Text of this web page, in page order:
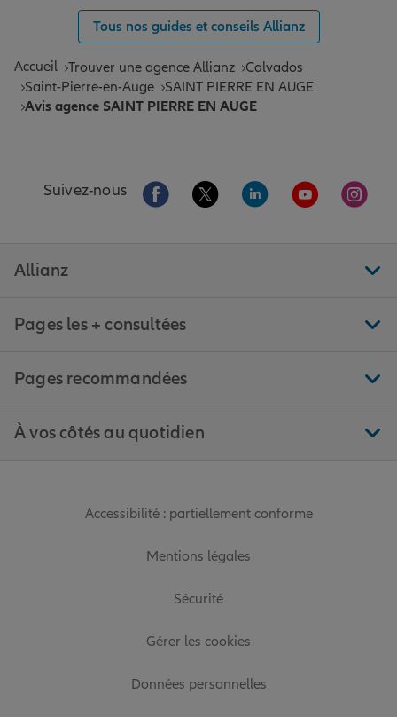
Tous nos guides et conseils Allianz
Accueil Trouver une agence Allianz Calvados
Saint-Pierre-en-Auge
SAINT PIERRE EN AUGE
Avis agence SAINT PIERRE EN AUGE
Suivez-nous Aller sur la page Facebook de Allianz
Aller sur la page Twitter de
Aller sur la page
Aller sur la
Aller
Allianz
Pages les + consultées
Pages recommandées
À vos côtés au quotidien
Accessibilité : partiellement conforme
Mentions légales
Sécurité
Gérer les cookies
Données personnelles